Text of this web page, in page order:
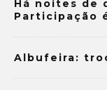
Há noites de
Participação
Albufeira: